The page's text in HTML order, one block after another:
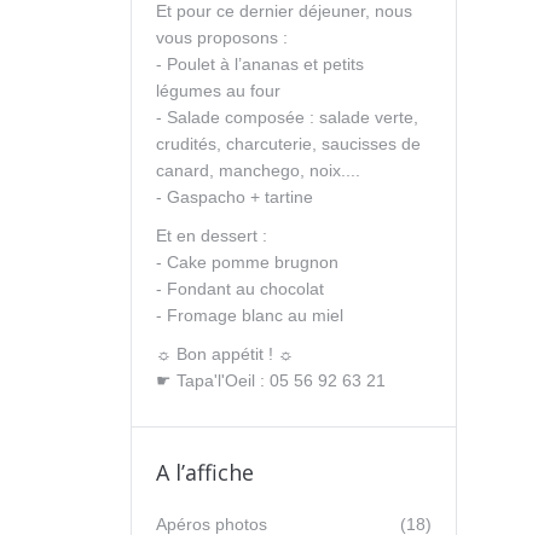
Et pour ce dernier déjeuner, nous
vous proposons :
- Poulet à l’ananas et petits
légumes au four
- Salade composée : salade verte,
crudités, charcuterie, saucisses de
canard, manchego, noix....
- Gaspacho + tartine
Et en dessert :
- Cake pomme brugnon
- Fondant au chocolat
- Fromage blanc au miel
☼ Bon appétit ! ☼
☛ Tapa'l'Oeil : 05 56 92 63 21
A l’affiche
(18)
Apéros photos